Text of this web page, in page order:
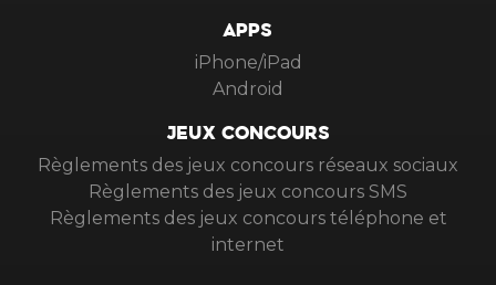
APPS
iPhone/iPad
Android
JEUX CONCOURS
Règlements des jeux concours réseaux sociaux
Règlements des jeux concours SMS
Règlements des jeux concours téléphone et
internet